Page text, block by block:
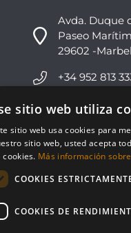
Avda. Duque
Paseo
29602 -
+34 952 813
C. del Ciervo,
Urbanización
sitio web utiliza
sitio web usa cookies para
sitio web, usted acepta
cookies. Más información
COOKIES
COOKIES DE